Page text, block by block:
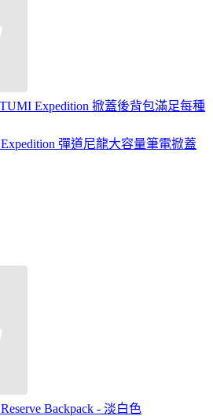
Expedition 掀蓋後背包滿足每種
彈道尼龍大容量筆電掀蓋
Backpack - 淡白色